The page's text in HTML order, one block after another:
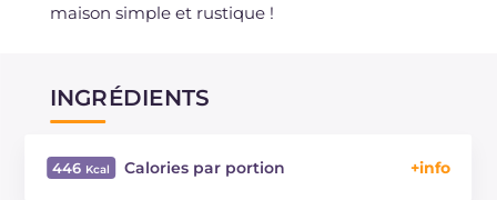
maison simple et rustique !
INGRÉDIENTS
446 Calories par portion